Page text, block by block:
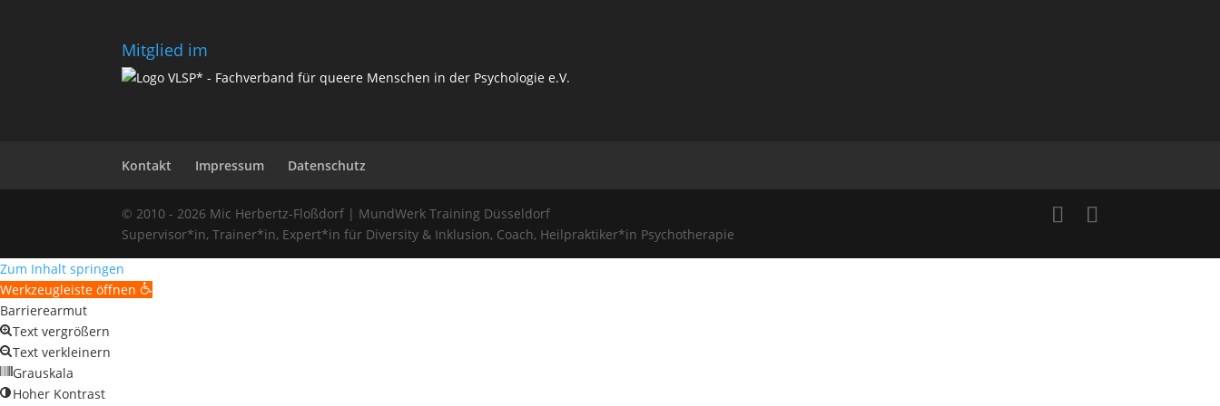
Mitglied im
Kontakt Impressum Datenschutz
© 2010 - 2026 Mic Herbertz-Floßdorf | MundWerk Training Düsseldorf
Supervisor*in, Trainer*in, Expert*in für Diversity & Inklusion, Coach, Heilpraktiker*in Psychotherapie
Zum Inhalt springen
Werkzeugleiste öffnen
Barrierearmut
Text vergrößern
Text verkleinern
Grauskala
Hoher Kontrast